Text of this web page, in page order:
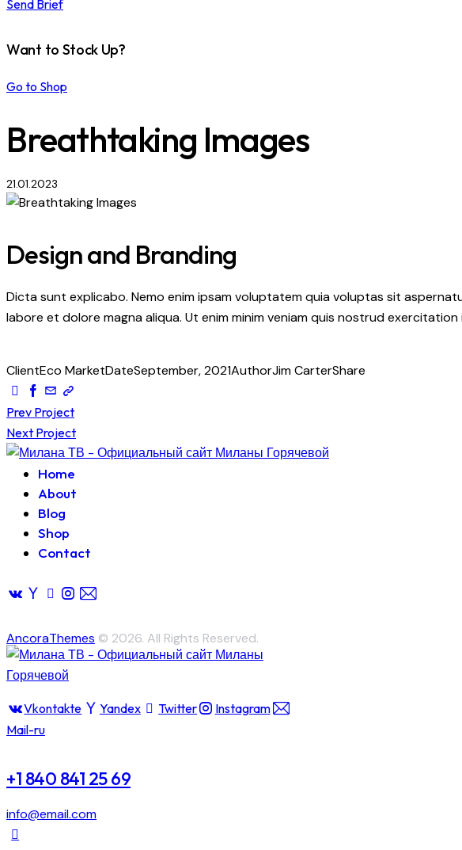
Send Brief
Want to Stock Up?
Go to Shop
Breathtaking Images
21.01.2023
Design and Branding
Dicta sunt explicabo. Nemo enim ipsam voluptatem quia voluptas sit
labore et dolore magna aliqua. Ut enim minim veniam quis nostrud
ClientEco MarketDateSeptember, 2021AuthorJim CarterShare
Навигация
по
записям
Prev Project
Next Project
Home
About
Blog
Shop
Contact
AncoraThemes © 2026. All Rights Reserved.
Vkontakte Yandex Twitter
Instagram
Mail-ru
+1 840 841 25 69
info@email.com